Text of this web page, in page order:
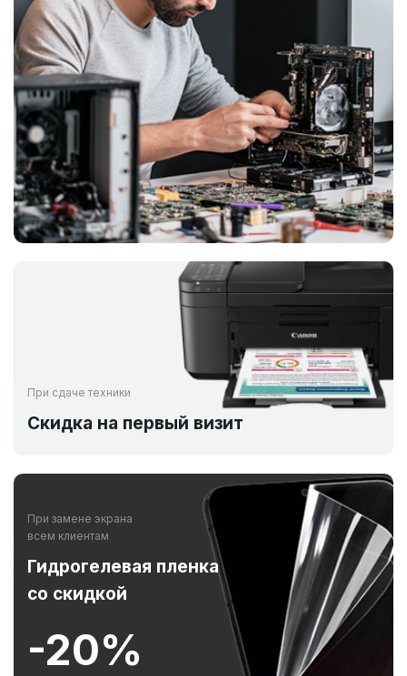
При сдаче техники
Скидка на первый визит
При замене экрана
всем клиентам
Гидрогелевая пленка
со скидкой
-20%